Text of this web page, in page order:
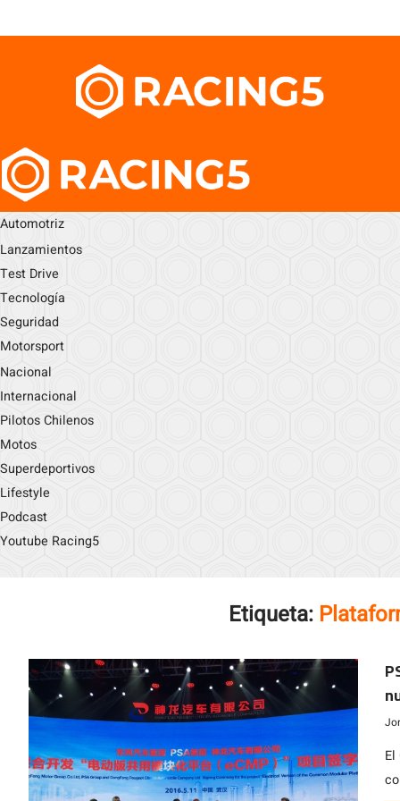
Automotriz
Lanzamientos
Test Drive
Tecnología
Seguridad
Motorsport
Nacional
Internacional
Pilotos Chilenos
Motos
Superdeportivos
Lifestyle
Podcast
Youtube Racing5
Etiqueta: